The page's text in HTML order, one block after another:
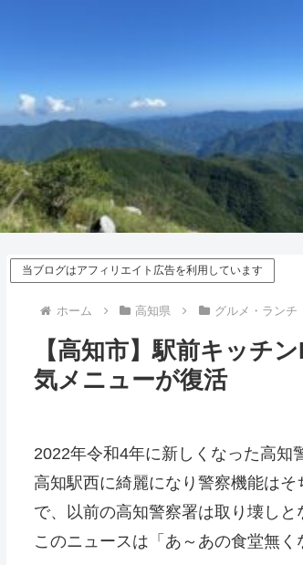
当ブログはアフィリエイト広告を利用しています
ホーム 高知県 グルメ・ランチ
【高知市】駅前キッチ
気メニューが復活
2022年令和4年に新しくなった高知
高知駅西に綺麗になり警察機能はそ
で、以前の高知警察署は取り壊し
このニュースは「あ～あの食堂無